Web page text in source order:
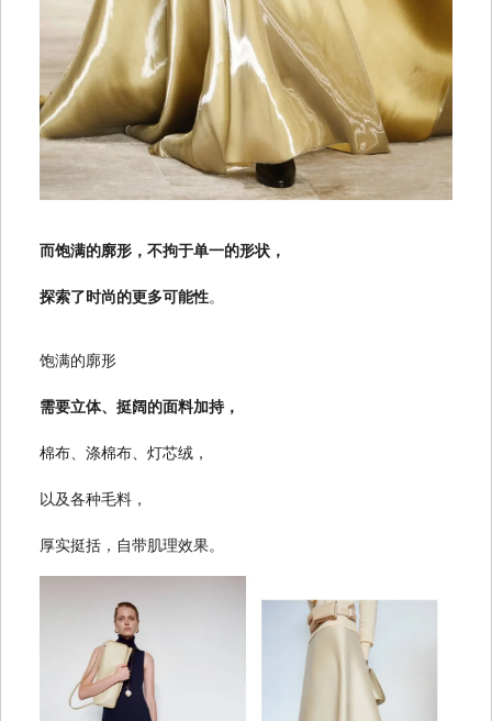
而饱满的廓形，不拘于单一的形状，
探索了时尚的更多可能性。
饱满的廓形
需要立体、挺阔的面料加持，
棉布、涤棉布、灯芯绒，
以及各种毛料，
厚实挺括，自带肌理效果。